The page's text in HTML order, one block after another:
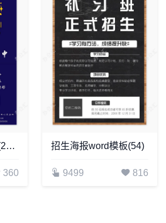
招生海报word模板(276)
360
招生海报word模板(54)
9499 816